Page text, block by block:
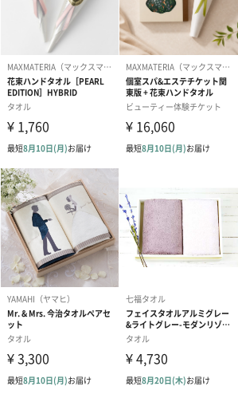
％の誤差を許容としています。
セテート27%、レーヨン40%、コットン33%
ラスティング／永遠の思い出、不滅の愛、いつ
も続く幸せ
商品オプション情報
をお届けします。